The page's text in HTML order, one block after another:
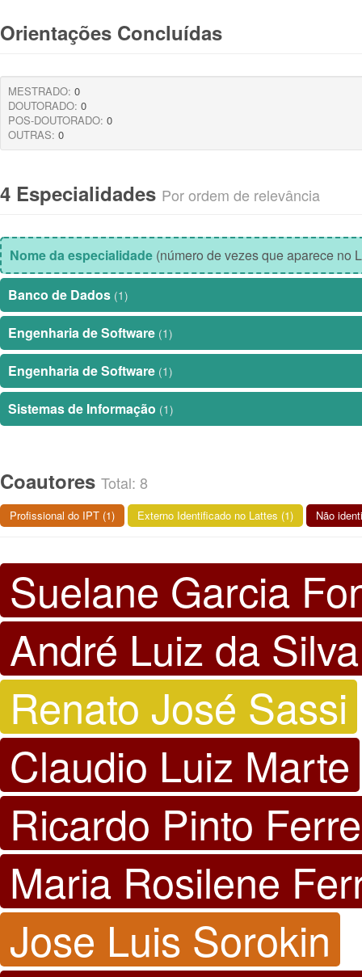
Orientações Concluídas
MESTRADO: 0
DOUTORADO: 0
POS-DOUTORADO: 0
OUTRAS: 0
4 Especialidades Por ordem de relevância
Nome da especialidade (número de vezes que aparece no
Banco de Dados (1)
Engenharia de Software (1)
Engenharia de Software (1)
Sistemas de Informação (1)
Coautores Total: 8
Profissional do IPT (1) Externo Identificado no Lattes (1) Não
Suelane Garcia
André Luiz da Silva
Renato José Sassi
Claudio Luiz Marte
Ricardo Pinto
Maria Rosilene
Jose Luis Sorokin